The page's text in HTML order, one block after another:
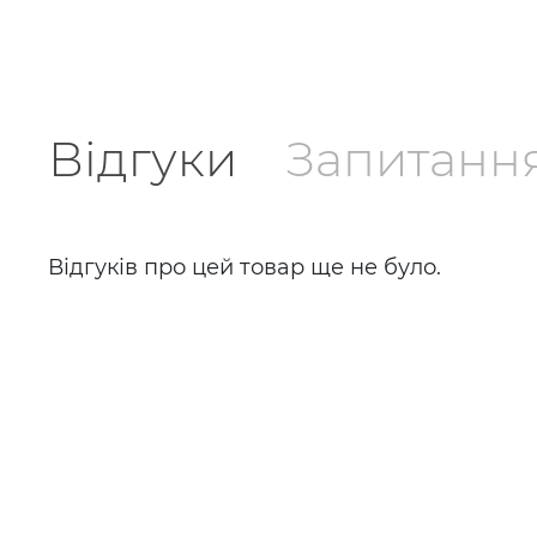
Відгуки
Відгуків про цей товар ще не було.